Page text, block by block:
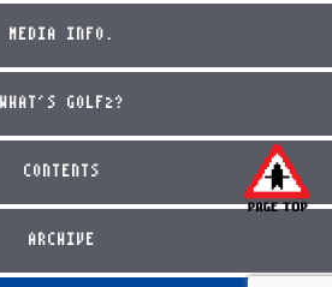
MEDIA INFO.
WHAT'S GOLF2?
CONTENTS
ARCHIVE